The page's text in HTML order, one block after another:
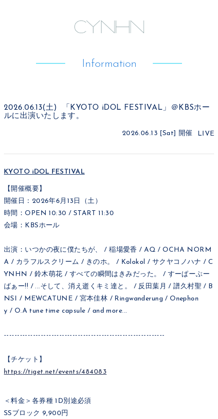
Information
2026.06.13(土) 「KYOTO iDOL FESTIVAL」＠KBSホー
ルに出演いたします。
2026.06.13 [Sat] 開催 LIVE
KYOTO iDOL FESTIVAL
【開催概要】
開催日：2026年6月13日（土）
時間：OPEN 10:30 / START 11:30
会場：KBSホール
出演：いつかの夜に僕たちが、 / 稲場愛香 / AQ / OCHA NORM
A / カラフルスクリーム / きのホ。 / Kolokol / サクヤコノハナ / C
YNHN / 鈴木萌花 / すべての瞬間はきみだった。 / すーぱーぷー
ばぁー!! / ...そして、消え逝くキミ達と。 / 反田葉月 / 譜久村聖 / B
NSI / MEWCATUNE / 宮本佳林 / Ringwanderung / Onephon
y / O.A tune time capsule / and more...
-------------------------------------------------------------
【チケット】
https://tiget.net/events/484083
＜料金＞各券種 1D別途必須
SSブロック 9,900円